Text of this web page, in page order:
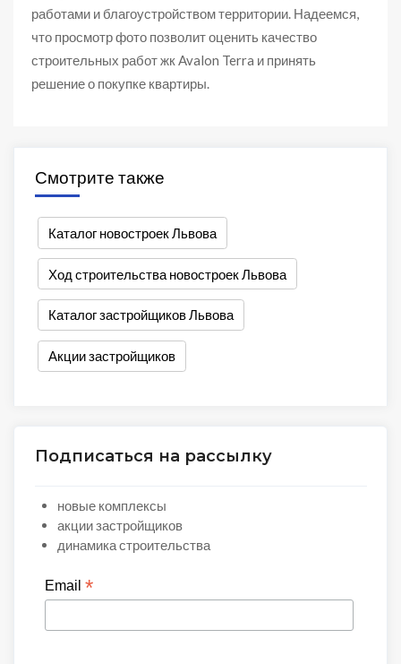
работами и благоустройством территории. Надеемся,
что просмотр фото позволит оценить качество
строительных работ жк Avalon Terra и принять
решение о покупке квартиры.
Смотрите также
Каталог новостроек Львова
Ход строительства новостроек Львова
Каталог застройщиков Львова
Акции застройщиков
Подписаться на рассылку
новые комплексы
акции застройщиков
динамика строительства
Email *